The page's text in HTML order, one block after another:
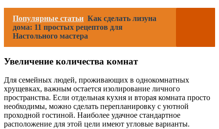
Популярные статьи Как сделать лизуна
дома: 11 простых рецептов для
Настольного мастера
Увеличение количества комнат
Для семейных людей, проживающих в однокомнатных
хрущевках, важным остается изолирование личного
пространства. Если отдельная кухня и вторая комната просто
необходимы, можно сделать перепланировку с уютной
проходной гостиной. Наиболее удачное стандартное
расположение для этой цели имеют угловые варианты.